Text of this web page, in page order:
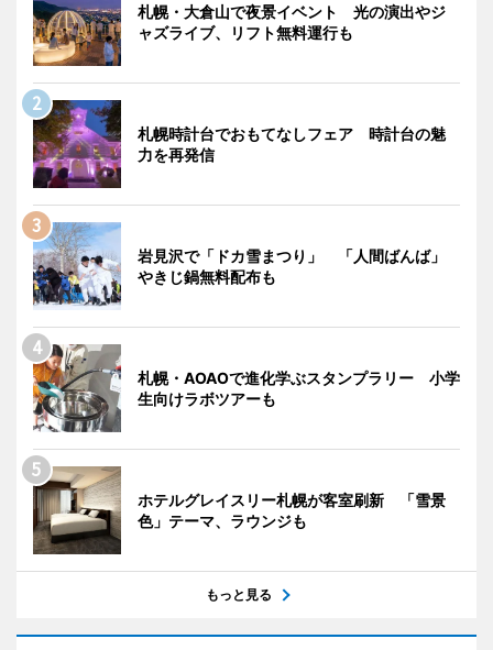
札幌・大倉山で夜景イベント 光の演出やジ
ャズライブ、リフト無料運行も
札幌時計台でおもてなしフェア 時計台の魅
力を再発信
岩見沢で「ドカ雪まつり」 「人間ばんば」
やきじ鍋無料配布も
札幌・AOAOで進化学ぶスタンプラリー 小学
生向けラボツアーも
ホテルグレイスリー札幌が客室刷新 「雪景
色」テーマ、ラウンジも
もっと見る